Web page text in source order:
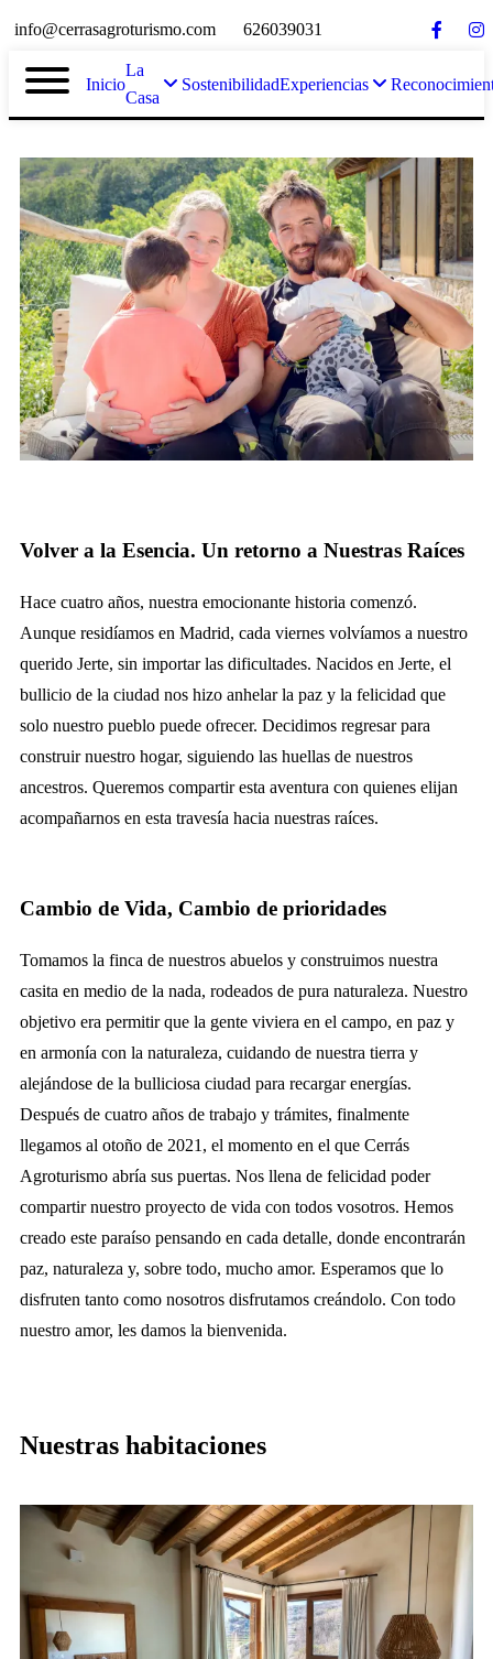
info@cerrasagroturismo.com 626039031
Inicio
La
Casa
SostenibilidadExperiencias
Volver a la Esencia. Un retorno a Nuestras Raíces
Hace cuatro años, nuestra emocionante historia comenzó.
Aunque residíamos en Madrid, cada viernes volvíamos a nuestro
querido Jerte, sin importar las dificultades. Nacidos en Jerte, el
bullicio de la ciudad nos hizo anhelar la paz y la felicidad que
solo nuestro pueblo puede ofrecer. Decidimos regresar para
construir nuestro hogar, siguiendo las huellas de nuestros
ancestros. Queremos compartir esta aventura con quienes elijan
acompañarnos en esta travesía hacia nuestras raíces.
Cambio de Vida, Cambio de prioridades​​
Tomamos la finca de nuestros abuelos y construimos nuestra
casita en medio de la nada, rodeados de pura naturaleza. Nuestro
objetivo era permitir que la gente viviera en el campo, en paz y
en armonía con la naturaleza, cuidando de nuestra tierra y
alejándose de la bulliciosa ciudad para recargar energías.
Después de cuatro años de trabajo y trámites, finalmente
llegamos al otoño de 2021, el momento en el que Cerrás
Agroturismo abría sus puertas. Nos llena de felicidad poder
compartir nuestro proyecto de vida con todos vosotros. Hemos
creado este paraíso pensando en cada detalle, donde encontrarán
paz, naturaleza y, sobre todo, mucho amor. Esperamos que lo
disfruten tanto como nosotros disfrutamos creándolo. Con todo
nuestro amor, les damos la bienvenida.
Nuestras habitaciones